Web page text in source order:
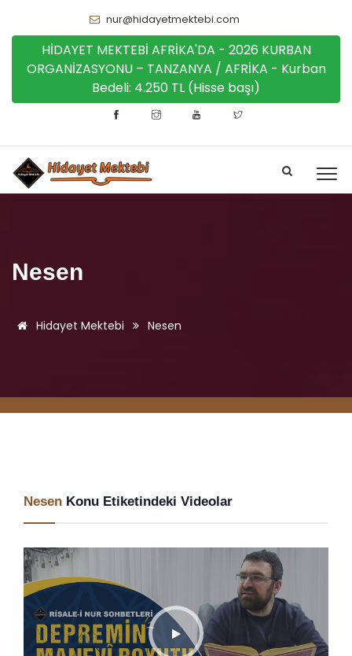
nur@hidayetmektebi.com
HİDAYET MEKTEBİ AFRİKA'DA - 2026 KURBAN
ORGANİZASYONU – TANZANYA / AFRİKA - Kurban
Bedeli: 4.250 TL (Hisse başı)
Nesen
Hidayet Mektebi Nesen
Nesen Konu Etiketindeki Videolar